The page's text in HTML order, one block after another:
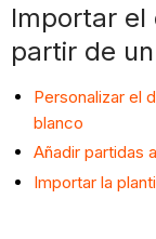
Importar el
partir de
Personalizar el
blanco
Añadir partidas
Importar la